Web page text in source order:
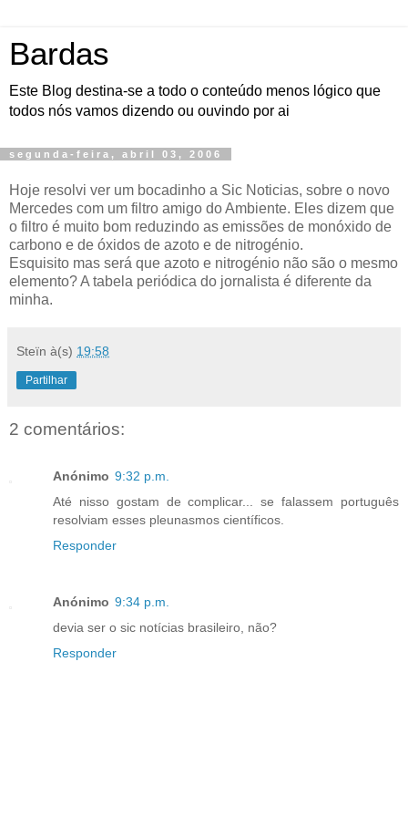
Bardas
Este Blog destina-se a todo o conteúdo menos lógico que
todos nós vamos dizendo ou ouvindo por ai
segunda-feira, abril 03, 2006
Hoje resolvi ver um bocadinho a Sic Noticias, sobre o novo
Mercedes com um filtro amigo do Ambiente. Eles dizem que
o filtro é muito bom reduzindo as emissões de monóxido de
carbono e de óxidos de azoto e de nitrogénio.
Esquisito mas será que azoto e nitrogénio não são o mesmo
elemento? A tabela periódica do jornalista é diferente da
minha.
Steïn à(s) 19:58
Partilhar
2 comentários:
Anónimo 9:32 p.m.
Até nisso gostam de complicar... se falassem português
resolviam esses pleunasmos científicos.
Responder
Anónimo 9:34 p.m.
devia ser o sic notícias brasileiro, não?
Responder